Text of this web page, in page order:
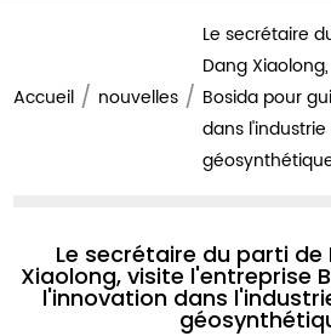
Accueil nouvelles
Le secrétaire
Dang
Bosida pour
dans
Le secrétaire du parti de
Xiaolong, visite l'entreprise
l'innovation dans